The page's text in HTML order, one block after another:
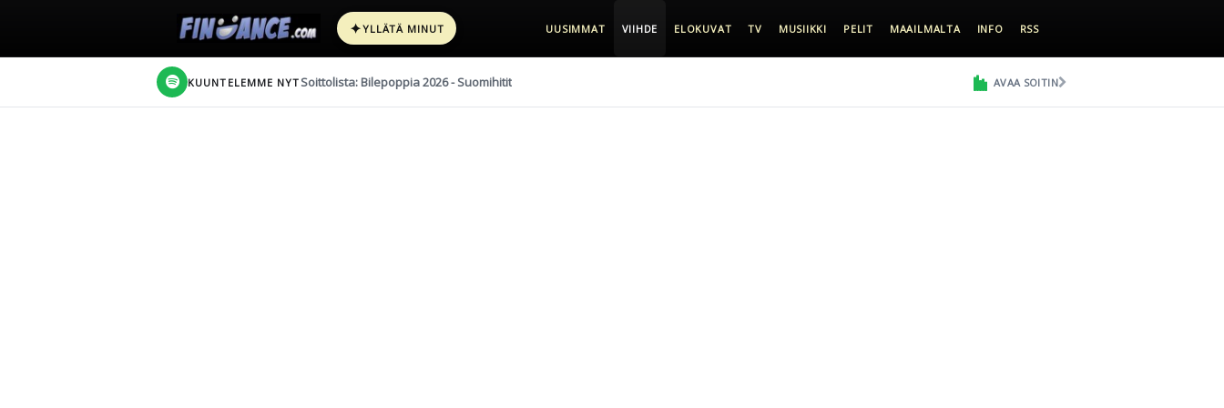
✦YLLÄTÄ MINUT UUSIMMAT VIIHDE ELOKUVAT TV MUSIIKKI PELIT MAAILMALTA INFO RSS
KUUNTELEMME NYT Soittolista: Bilepoppia 2026 - Suomihitit AVAA SOITIN